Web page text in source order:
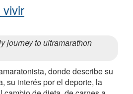
vivir
journey to ultramarathon
donde describe su
su interés por el deporte, la